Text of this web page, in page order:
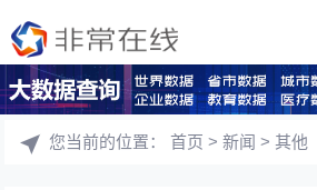
您当前的位置：首页 >新闻 >其他